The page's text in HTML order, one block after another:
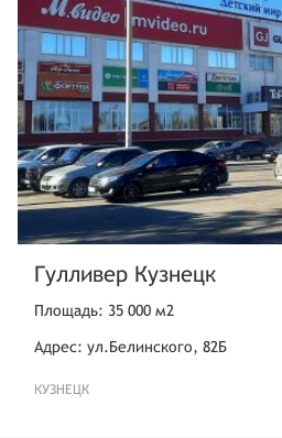
Гулливер Кузнецк
Площадь: 35 000 м2
Адрес: ул.Белинского, 82Б
КУЗНЕЦК